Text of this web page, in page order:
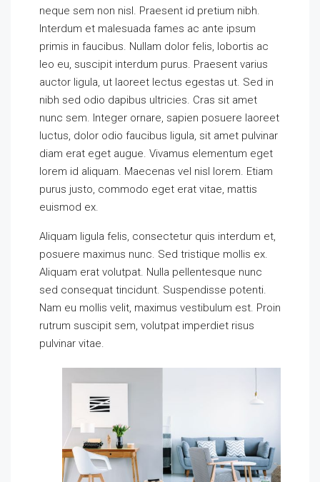
neque sem non nisl. Praesent id pretium nibh.
Interdum et malesuada fames ac ante ipsum
primis in faucibus. Nullam dolor felis, lobortis ac
leo eu, suscipit interdum purus. Praesent varius
auctor ligula, ut laoreet lectus egestas ut. Sed in
nibh sed odio dapibus ultricies. Cras sit amet
nunc sem. Integer ornare, sapien posuere laoreet
luctus, dolor odio faucibus ligula, sit amet pulvinar
diam erat eget augue. Vivamus elementum eget
lorem id aliquam. Maecenas vel nisl lorem. Etiam
purus justo, commodo eget erat vitae, mattis
euismod ex.
Aliquam ligula felis, consectetur quis interdum et,
posuere maximus nunc. Sed tristique mollis ex.
Aliquam erat volutpat. Nulla pellentesque nunc
sed consequat tincidunt. Suspendisse potenti.
Nam eu mollis velit, maximus vestibulum est. Proin
rutrum suscipit sem, volutpat imperdiet risus
pulvinar vitae.